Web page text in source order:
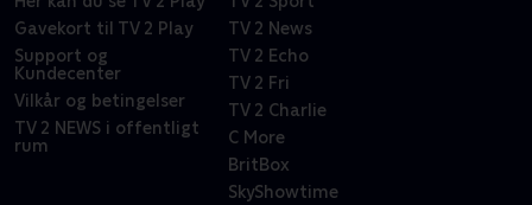
Gavekort til TV 2 Play
Support og
Kundecenter
Vilkår og betingelser
TV 2 NEWS i offentligt
rum
TV 2 News
TV 2 Echo
TV 2 Fri
TV 2 Charlie
C More
BritBox
SkyShowtime